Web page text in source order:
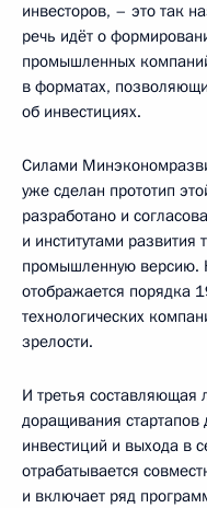
инвесторов, – это так
речь идёт о
промышленных
в форматах,
об инвестициях.
Силами
уже сделан прототип
разработано и
и институтами
промышленную версию.
отображается порядка
технологических
зрелости.
И третья составляющая
доращивания стартапов
инвестиций и выхода в
отрабатывается
и включает ряд